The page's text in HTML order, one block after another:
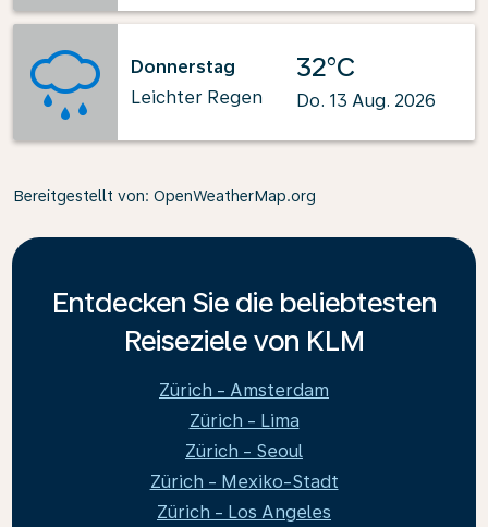
Donnerstag
Leichter Regen
32°C
Do. 13 Aug. 2026
Bereitgestellt von: OpenWeatherMap.org
Entdecken Sie die beliebtesten
Reiseziele von KLM
Zürich - Amsterdam
Zürich - Lima
Zürich - Seoul
Zürich - Mexiko-Stadt
Zürich - Los Angeles